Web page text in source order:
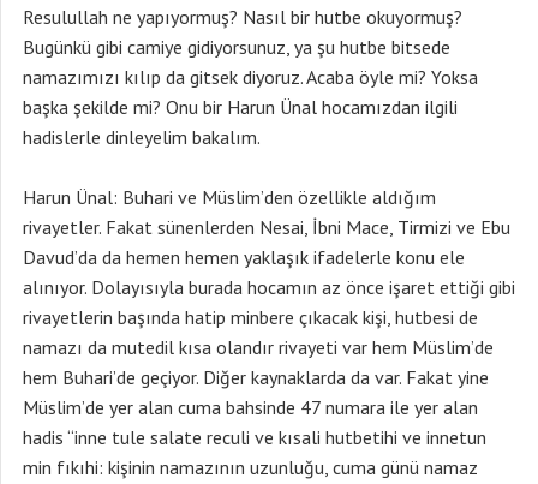
Resulullah ne yapıyormuş? Nasıl bir hutbe okuyormuş?
Bugünkü gibi camiye gidiyorsunuz, ya şu hutbe bitsede
namazımızı kılıp da gitsek diyoruz. Acaba öyle mi? Yoksa
başka şekilde mi? Onu bir Harun Ünal hocamızdan ilgili
hadislerle dinleyelim bakalım.
Harun Ünal: Buhari ve Müslim’den özellikle aldığım
rivayetler. Fakat sünenlerden Nesai, İbni Mace, Tirmizi ve Ebu
Davud’da da hemen hemen yaklaşık ifadelerle konu ele
alınıyor. Dolayısıyla burada hocamın az önce işaret ettiği gibi
rivayetlerin başında hatip minbere çıkacak kişi, hutbesi de
namazı da mutedil kısa olandır rivayeti var hem Müslim’de
hem Buhari’de geçiyor. Diğer kaynaklarda da var. Fakat yine
Müslim’de yer alan cuma bahsinde 47 numara ile yer alan
hadis “inne tule salate reculi ve kısali hutbetihi ve innetun
min fıkıhi: kişinin namazının uzunluğu, cuma günü namaz